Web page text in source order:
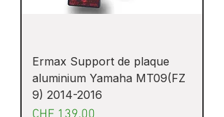
Ermax Support de plaque
aluminium Yamaha MT09(FZ
9) 2014-2016